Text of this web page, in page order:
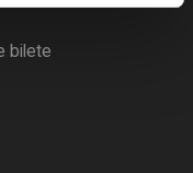
bilete